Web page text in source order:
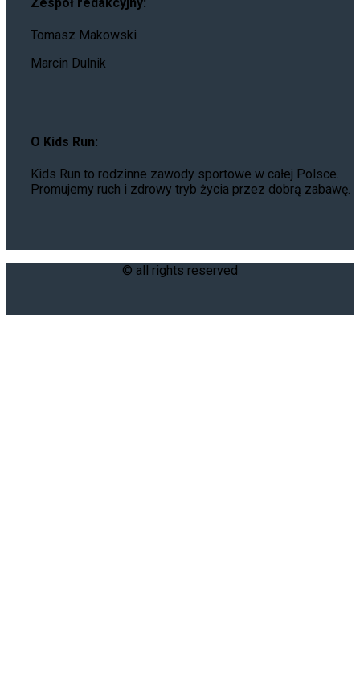
Tomasz Makowski
Marcin Dulnik
O Kids Run:
Kids Run to rodzinne zawody sportowe w całej Polsce.
Promujemy ruch i zdrowy tryb życia przez dobrą zabawę.
© all rights reserved